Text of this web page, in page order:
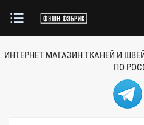
ИНТЕРНЕТ МАГАЗИН ТКАНЕЙ И
ПО